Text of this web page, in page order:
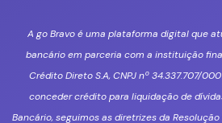
A go Bravo é uma plataforma digital que
bancário em parceria com a instituição
Crédito Direto S.A, CNPJ nº 34.337.707/
conceder crédito para liquidação de
Bancário, seguimos as diretrizes da